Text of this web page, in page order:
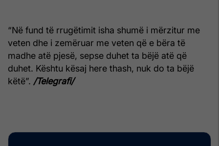
“Në fund të rrugëtimit isha shumë i mërzitur me
veten dhe i zemëruar me veten që e bëra të
madhe atë pjesë, sepse duhet ta bëjë atë që
duhet. Kështu kësaj here thash, nuk do ta bëjë
këtë”. /Telegrafi/